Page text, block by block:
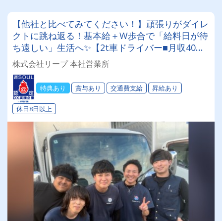
【他社と比べてみてください！】頑張りがダイレ
クトに跳ね返る！基本給＋W歩合で「給料日が待
ち遠しい」生活へ✨【2t車ドライバー■月収40万
円以上可能！□賞与＆昇給あり】
株式会社リープ 本社営業所
特典あり 賞与あり 交通費支給 昇給あり
休日8日以上